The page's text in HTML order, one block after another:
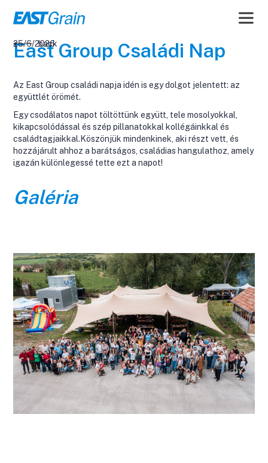
back
East Group Családi Nap
25/6/2026
Az East Group családi napja idén is egy dolgot jelentett: az
együttlét örömét.
Egy csodálatos napot töltöttünk együtt, tele mosolyokkal,
kikapcsolódással és szép pillanatokkal kollégáinkkal és
családtagjaikkal.Köszönjük mindenkinek, aki részt vett, és
hozzájárult ahhoz a barátságos, családias hangulathoz, amely
igazán különlegessé tette ezt a napot!
Galéria